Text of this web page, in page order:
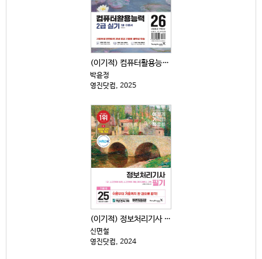
(이기적) 컴퓨터활용능력 2급 실기 : 2026년 수험...
박윤정
영진닷컴, 2025
(이기적) 정보처리기사 필기 : 기본서 . 1-3
신면철
영진닷컴, 2024